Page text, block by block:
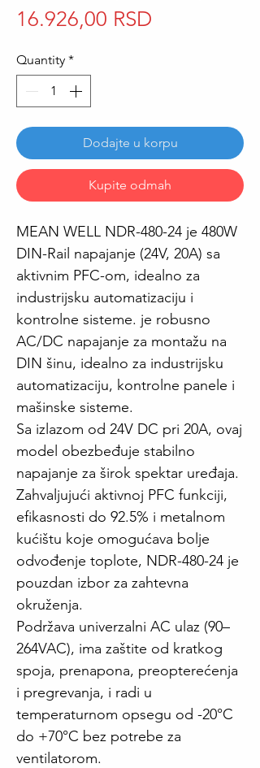
16.926,00 RSD
Quantity *
Dodajte u korpu
Kupite odmah
MEAN WELL NDR-480-24 je 480W
DIN-Rail napajanje (24V, 20A) sa
aktivnim PFC-om, idealno za
industrijsku automatizaciju i
kontrolne sisteme. je robusno
AC/DC napajanje za montažu na
DIN šinu, idealno za industrijsku
automatizaciju, kontrolne panele i
mašinske sisteme.
Sa izlazom od 24V DC pri 20A, ovaj
model obezbeđuje stabilno
napajanje za širok spektar uređaja.
Zahvaljujući aktivnoj PFC funkciji,
efikasnosti do 92.5% i metalnom
kućištu koje omogućava bolje
odvođenje toplote, NDR-480-24 je
pouzdan izbor za zahtevna
okruženja.
Podržava univerzalni AC ulaz (90–
264VAC), ima zaštite od kratkog
spoja, prenapona, preopterećenja
i pregrevanja, i radi u
temperaturnom opsegu od -20°C
do +70°C bez potrebe za
ventilatorom.